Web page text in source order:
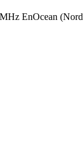
EnOcean